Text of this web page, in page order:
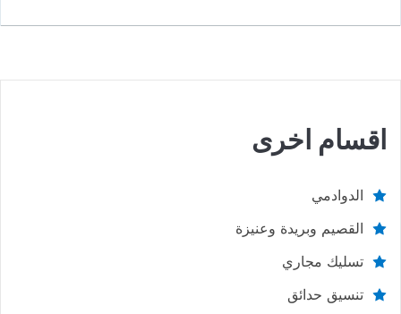
اقسام اخرى
الدوادمي
القصيم وبريدة وعنيزة
تسليك مجاري
تنسيق حدائق